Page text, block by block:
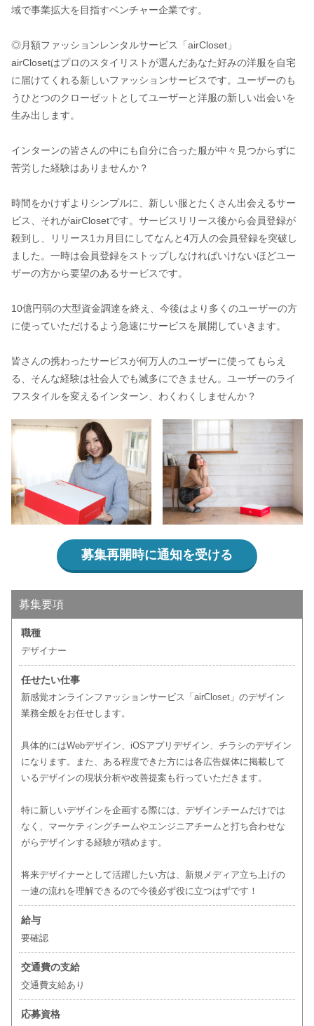
域で事業拡大を目指すベンチャー企業です。
◎月額ファッションレンタルサービス「airCloset」
airClosetはプロのスタイリストが選んだあなた好みの洋服を自宅
に届けてくれる新しいファッションサービスです。ユーザーのも
うひとつのクローゼットとしてユーザーと洋服の新しい出会いを
生み出します。
インターンの皆さんの中にも自分に合った服が中々見つからずに
苦労した経験はありませんか？
時間をかけずよりシンプルに、新しい服とたくさん出会えるサー
ビス、それがairClosetです。サービスリリース後から会員登録が
殺到し、リリース1カ月目にしてなんと4万人の会員登録を突破し
ました。一時は会員登録をストップしなければいけないほどユー
ザーの方から要望のあるサービスです。
10億円弱の大型資金調達を終え、今後はより多くのユーザーの方
に使っていただけるよう急速にサービスを展開していきます。
皆さんの携わったサービスが何万人のユーザーに使ってもらえ
る、そんな経験は社会人でも滅多にできません。ユーザーのライ
フスタイルを変えるインターン、わくわくしませんか？
募集再開時に通知を受ける
募集要項
職種
デザイナー
任せたい仕事
新感覚オンラインファッションサービス「airCloset」のデザイン
業務全般をお任せします。
具体的にはWebデザイン、iOSアプリデザイン、チラシのデザイン
になります。また、ある程度できた方には各広告媒体に掲載して
いるデザインの現状分析や改善提案も行っていただきます。
特に新しいデザインを企画する際には、デザインチームだけでは
なく、マーケティングチームやエンジニアチームと打ち合わせな
がらデザインする経験が積めます。
将来デザイナーとして活躍したい方は、新規メディア立ち上げの
一連の流れを理解できるので今後必ず役に立つはずです！
給与
要確認
交通費の支給
交通費支給あり
応募資格